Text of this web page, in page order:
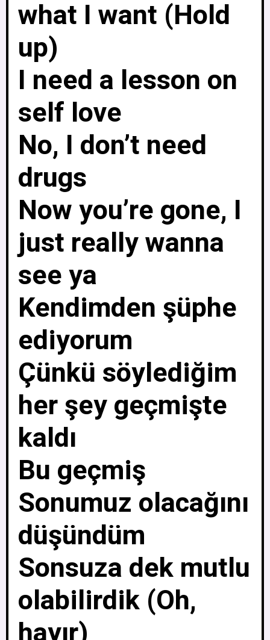
what I want (Hold
up)
I need a lesson on
self love
No, I don’t need
drugs
Now you’re gone, I
just really wanna
see ya
Kendimden şüphe
ediyorum
Çünkü söylediğim
her şey geçmişte
kaldı
Bu geçmiş
Sonumuz olacağını
düşündüm
Sonsuza dek mutlu
olabilirdik (Oh,